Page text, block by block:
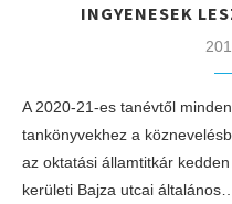
INGYENESEK
A 2020-21-es tanévtől
tankönyvekhez a
az oktatási államtitkár
kerületi Bajza utcai általános…